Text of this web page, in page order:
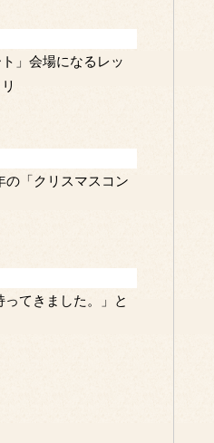
」会場になるレッ
の「クリスマスコン
ってきました。」と